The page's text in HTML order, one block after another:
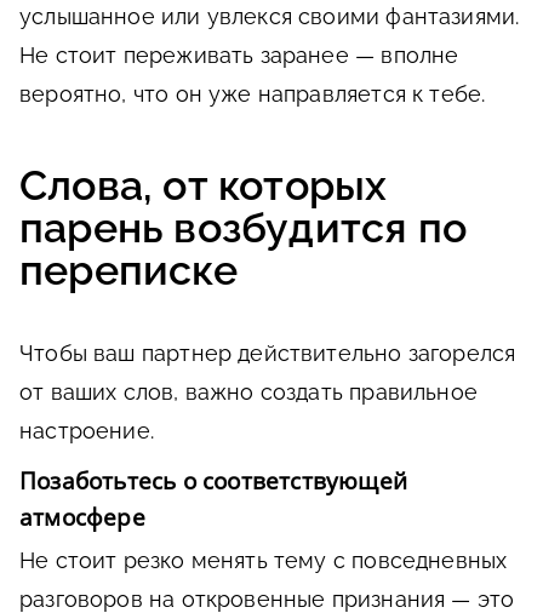
услышанное или увлекся своими фантазиями.
Не стоит переживать заранее — вполне
вероятно, что он уже направляется к тебе.
Слова, от которых
парень возбудится по
переписке
Чтобы ваш партнер действительно загорелся
от ваших слов, важно создать правильное
настроение.
Позаботьтесь о соответствующей
атмосфере
Не стоит резко менять тему с повседневных
разговоров на откровенные признания — это